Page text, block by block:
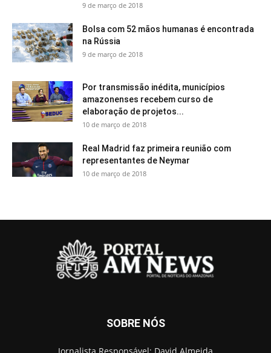
9 de março de 2018
Bolsa com 52 mãos humanas é encontrada
na Rússia
9 de março de 2018
Por transmissão inédita, municípios
amazonenses recebem curso de
elaboração de projetos...
10 de março de 2018
Real Madrid faz primeira reunião com
representantes de Neymar
10 de março de 2018
SOBRE NÓS